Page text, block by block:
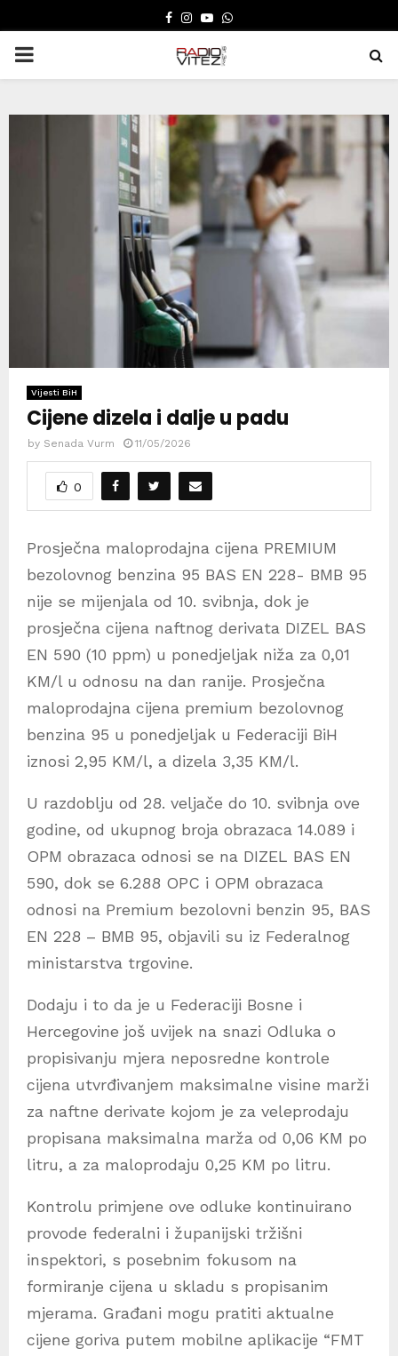
FACEBOOK
INSTAGRAM
YOUTUBE
WHATSAPP
PRIMARY
Vijesti BiH
Cijene dizela i dalje u padu
by Senada Vurm 11/05/2026
0
Prosječna maloprodajna cijena PREMIUM
bezolovnog benzina 95 BAS EN 228- BMB 95
nije se mijenjala od 10. svibnja, dok je
prosječna cijena naftnog derivata DIZEL BAS
EN 590 (10 ppm) u ponedjeljak niža za 0,01
KM/l u odnosu na dan ranije. Prosječna
maloprodajna cijena premium bezolovnog
benzina 95 u ponedjeljak u Federaciji BiH
iznosi 2,95 KM/l, a dizela 3,35 KM/l.
U razdoblju od 28. veljače do 10. svibnja ove
godine, od ukupnog broja obrazaca 14.089 i
OPM obrazaca odnosi se na DIZEL BAS EN
590, dok se 6.288 OPC i OPM obrazaca
odnosi na Premium bezolovni benzin 95, BAS
EN 228 – BMB 95, objavili su iz Federalnog
ministarstva trgovine.
Dodaju i to da je u Federaciji Bosne i
Hercegovine još uvijek na snazi Odluka o
propisivanju mjera neposredne kontrole
cijena utvrđivanjem maksimalne visine marži
za naftne derivate kojom je za veleprodaju
propisana maksimalna marža od 0,06 KM po
litru, a za maloprodaju 0,25 KM po litru.
Kontrolu primjene ove odluke kontinuirano
provode federalni i županijski tržišni
inspektori, s posebnim fokusom na
formiranje cijena u skladu s propisanim
mjerama. Građani mogu pratiti aktualne
cijene goriva putem mobilne aplikacije “FMT